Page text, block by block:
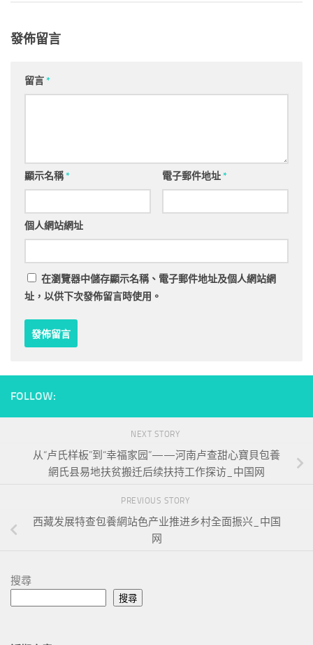
發佈留言
留言*
顯示名稱* 電子郵件地址*
個人網站網址
在瀏覽器中儲存顯示名稱、電子郵件地址及個人網站網
址，以供下次發佈留言時使用。
FOLLOW:
NEXT STORY
从“卢氏样板”到“幸福家园”——河南卢查甜心寶貝包養
網氏县易地扶贫搬迁后续扶持工作探访_中国网
PREVIOUS STORY
西藏发展特查包養網站色产业推进乡村全面振兴_中国
网
搜尋
搜尋